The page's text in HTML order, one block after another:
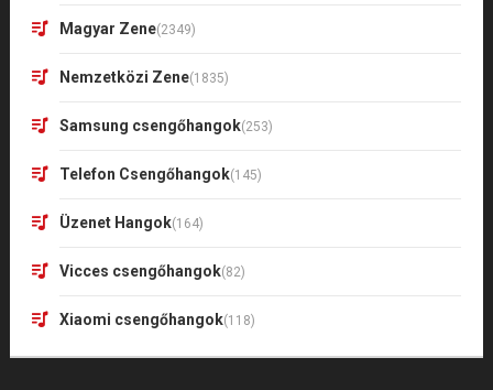
Magyar Zene(2349)
Nemzetközi Zene(1835)
Samsung csengőhangok(253)
Telefon Csengőhangok(145)
Üzenet Hangok(164)
Vicces csengőhangok(82)
Xiaomi csengőhangok(118)